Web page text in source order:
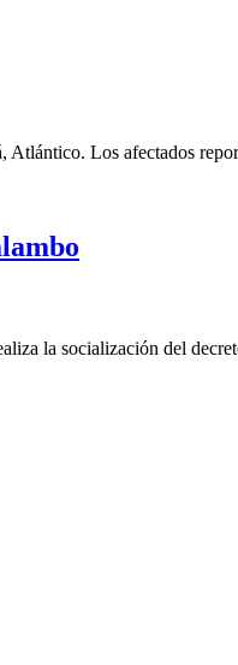
Los afectados
la socialización del